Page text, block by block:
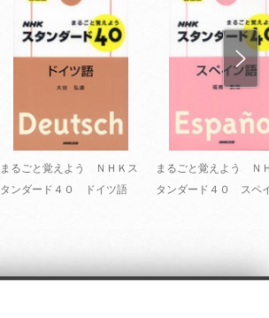
まるごと覚えよう ＮＨＫス
タンダード４０ ドイツ語
まるごと覚えよう Ｎ
タンダード４０ スペ